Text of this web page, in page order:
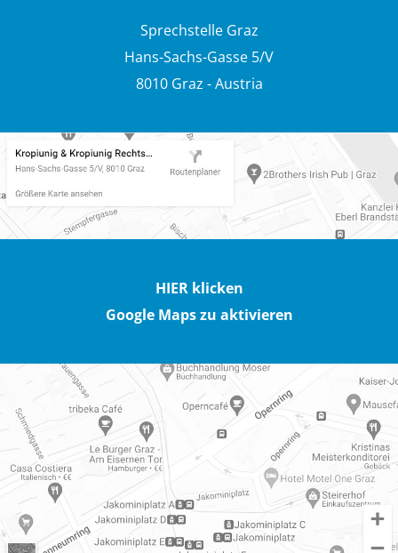
Sprechstelle Graz
Hans-Sachs-Gasse 5/V
8010 Graz - Austria
HIER klicken
Google Maps zu aktivieren